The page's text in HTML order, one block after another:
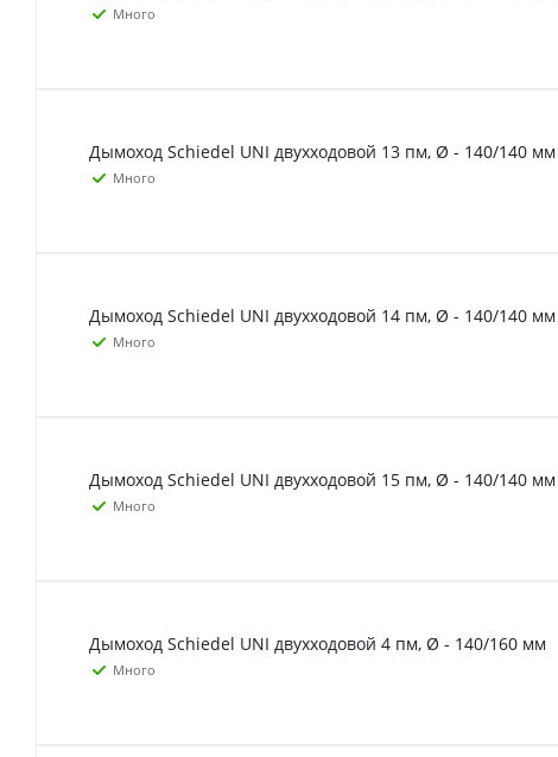
Много
Дымоход Schiedel UNI двухходовой 13 пм, Ø - 140/140 мм
Много
Дымоход Schiedel UNI двухходовой 14 пм, Ø - 140/140 мм
Много
Дымоход Schiedel UNI двухходовой 15 пм, Ø - 140/140 мм
Много
Дымоход Schiedel UNI двухходовой 4 пм, Ø - 140/160 мм
Много